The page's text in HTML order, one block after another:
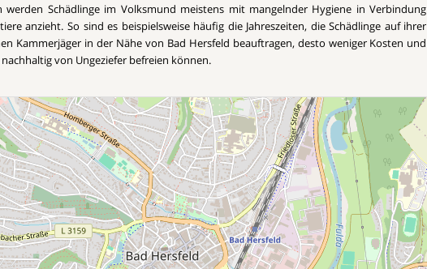
Schädlinge im Volksmund meistens mit mangelnder Hygiene in Verbindung
anzieht. So sind es beispielsweise häufig die Jahreszeiten, die Schädlinge auf ihrer
Kammerjäger in der Nähe von Bad Hersfeld beauftragen, desto weniger Kosten und
von Ungeziefer befreien können.